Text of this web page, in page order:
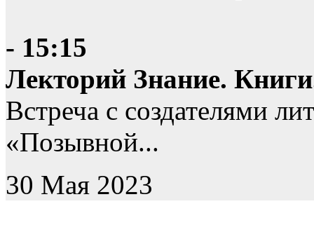
- 15:15
Лекторий Знание.
Встреча с создателями
«Позывной...
30 Мая 2023